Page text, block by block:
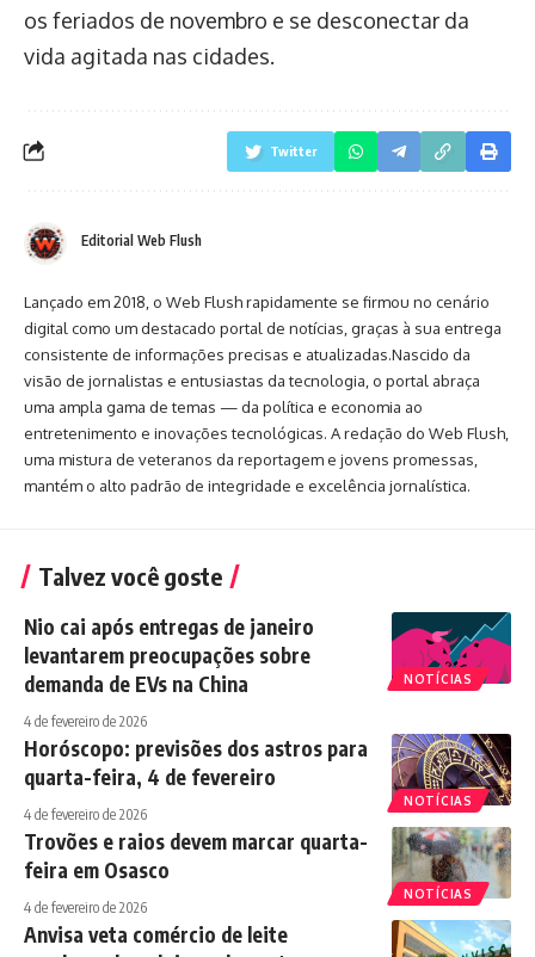
os feriados de novembro e se desconectar da
vida agitada nas cidades.
Twitter
Editorial Web Flush
Lançado em 2018, o Web Flush rapidamente se firmou no cenário
digital como um destacado portal de notícias, graças à sua entrega
consistente de informações precisas e atualizadas.Nascido da
visão de jornalistas e entusiastas da tecnologia, o portal abraça
uma ampla gama de temas — da política e economia ao
entretenimento e inovações tecnológicas. A redação do Web Flush,
uma mistura de veteranos da reportagem e jovens promessas,
mantém o alto padrão de integridade e excelência jornalística.
Talvez você goste
NOTÍCIAS
Nio cai após entregas de janeiro
levantarem preocupações sobre
demanda de EVs na China
4 de fevereiro de 2026
NOTÍCIAS
Horóscopo: previsões dos astros para
quarta-feira, 4 de fevereiro
4 de fevereiro de 2026
NOTÍCIAS
Trovões e raios devem marcar quarta-
feira em Osasco
4 de fevereiro de 2026
Anvisa veta comércio de leite